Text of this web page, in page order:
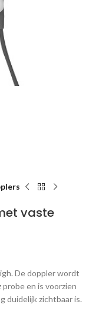
vaste
De doppler wordt
en is voorzien
duidelijk zichtbaar is.